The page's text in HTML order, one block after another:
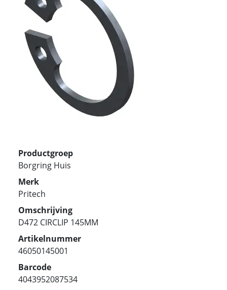
Productgroep
Borgring Huis
Merk
Pritech
Omschrijving
D472 CIRCLIP 145MM
Artikelnummer
46050145001
Barcode
4043952087534